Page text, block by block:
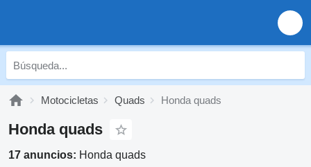
Motocicletas Quads Honda quads
Honda quads
17 anuncios: Honda quads